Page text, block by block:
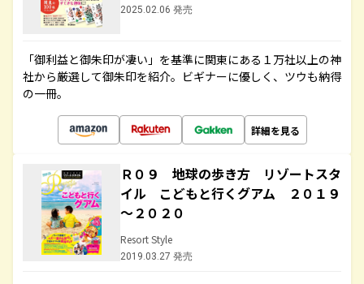
2025.02.06 発売
「御利益と御朱印が凄い」を基準に関東にある１万社以上の神
社から厳選して御朱印を紹介。ビギナーに優しく、ツウも納得
の一冊。
詳細を見る
Ｒ０９ 地球の歩き方 リゾートスタ
イル こどもと行くグアム ２０１９
～２０２０
Resort Style
2019.03.27 発売